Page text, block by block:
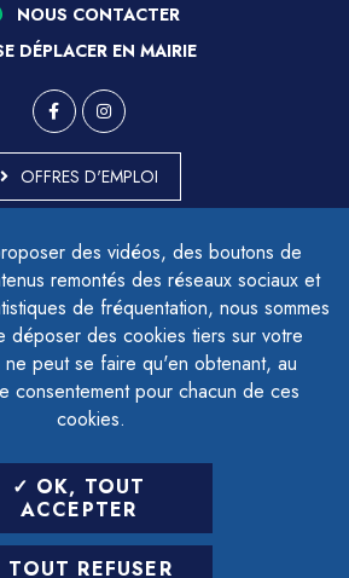
des vidéos, des boutons de
remontés des réseaux sociaux et
de fréquentation, nous sommes
déposer des cookies tiers sur votre
ne peut se faire qu'en obtenant, au
consentement pour chacun de ces
cookies.
OK, TOUT
ACCEPTER
TOUT REFUSER
NOUS CONTACTER
DÉPLACER EN MAIRIE
OFFRES D'EMPLOI
- PARTIELLEMENT CONFORME
PLAN DU SITE
MENTIONS LÉGALES
À LA PROTECTION DES DONNÉES
DES COOKIES
D'INFORMATION
VOTRE ADRESSE E-MAIL
VOUS INSCRIRE :